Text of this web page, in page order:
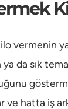
vermenin
da sık
ve hatta iş